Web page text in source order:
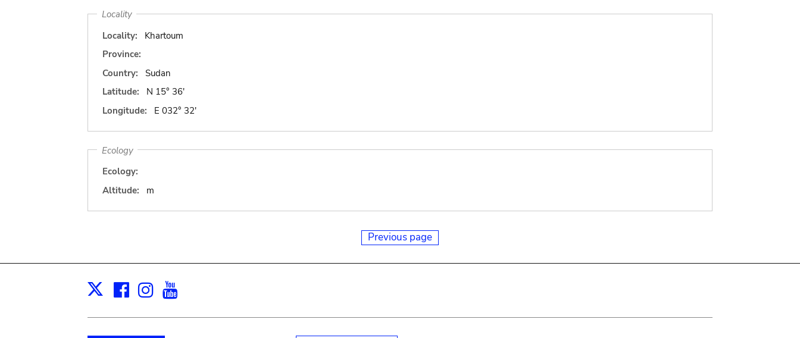
Locality
Locality:
Khartoum
Province:
Country:
Sudan
Latitude:
N 15° 36'
Longitude:
E 032° 32'
Ecology
Ecology:
Altitude:
m
Previous page
X Facebook
Instagram